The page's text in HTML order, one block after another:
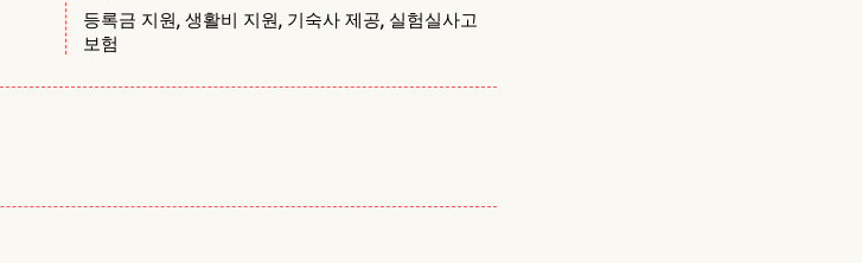
등록금 지원, 생활비 지원, 기숙사 제공, 실험실사고
보험